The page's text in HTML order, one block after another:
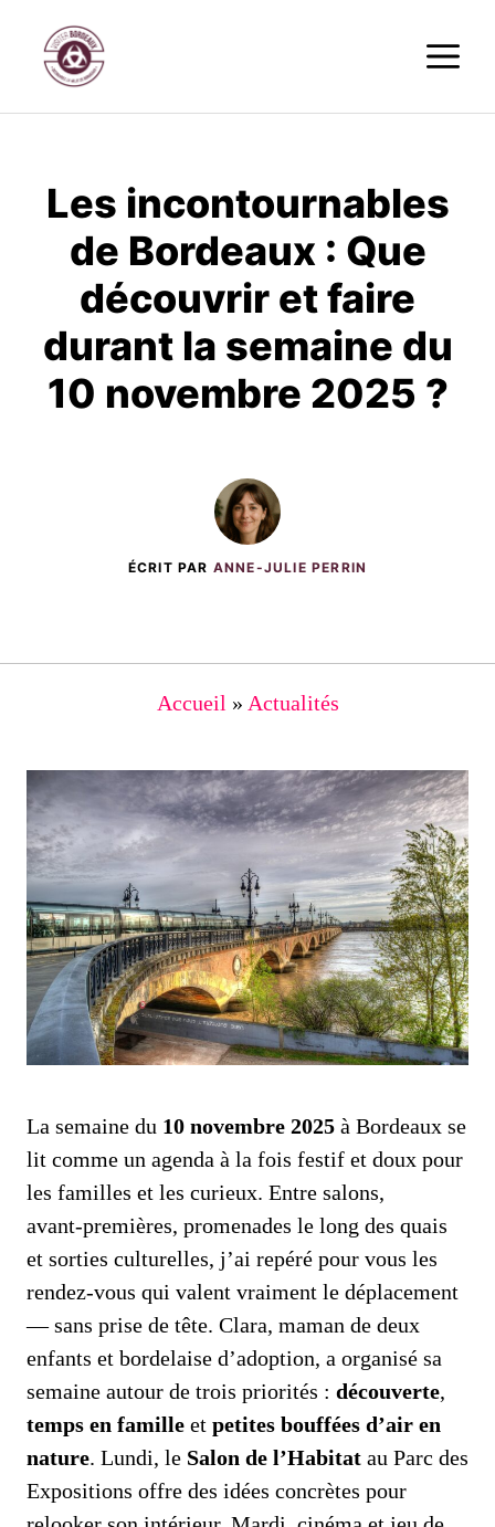
contenu
Les incontournables
de Bordeaux : Que
découvrir et faire
durant la semaine du
10 novembre 2025 ?
ÉCRIT PAR ANNE-JULIE PERRIN
Accueil » Actualités
La semaine du 10 novembre 2025 à Bordeaux se
lit comme un agenda à la fois festif et doux pour
les familles et les curieux. Entre salons,
avant‑premières, promenades le long des quais
et sorties culturelles, j’ai repéré pour vous les
rendez‑vous qui valent vraiment le déplacement
— sans prise de tête. Clara, maman de deux
enfants et bordelaise d’adoption, a organisé sa
semaine autour de trois priorités : découverte,
temps en famille et petites bouffées d’air en
nature. Lundi, le Salon de l’Habitat au Parc des
Expositions offre des idées concrètes pour